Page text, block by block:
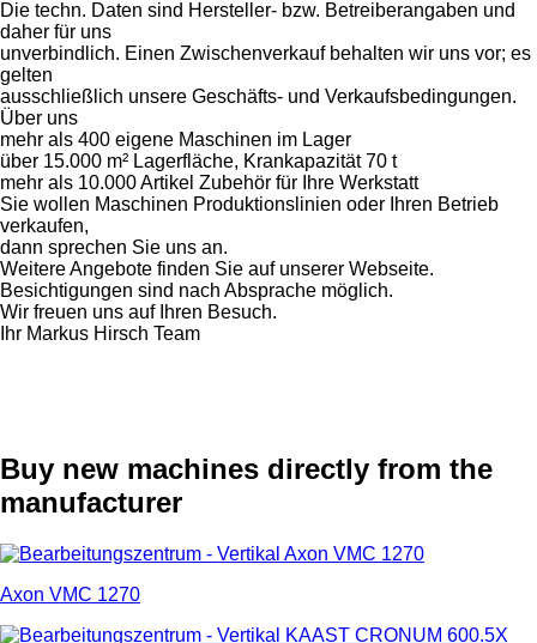
Die techn. Daten sind Hersteller- bzw. Betreiberangaben und
daher für uns
unverbindlich. Einen Zwischenverkauf behalten wir uns vor; es
gelten
ausschließlich unsere Geschäfts- und Verkaufsbedingungen.
Über uns
mehr als 400 eigene Maschinen im Lager
über 15.000 m² Lagerfläche, Krankapazität 70 t
mehr als 10.000 Artikel Zubehör für Ihre Werkstatt
Sie wollen Maschinen Produktionslinien oder Ihren Betrieb
verkaufen,
dann sprechen Sie uns an.
Weitere Angebote finden Sie auf unserer Webseite.
Besichtigungen sind nach Absprache möglich.
Wir freuen uns auf Ihren Besuch.
Ihr Markus Hirsch Team
Buy new machines directly from the
manufacturer
Axon VMC 1270